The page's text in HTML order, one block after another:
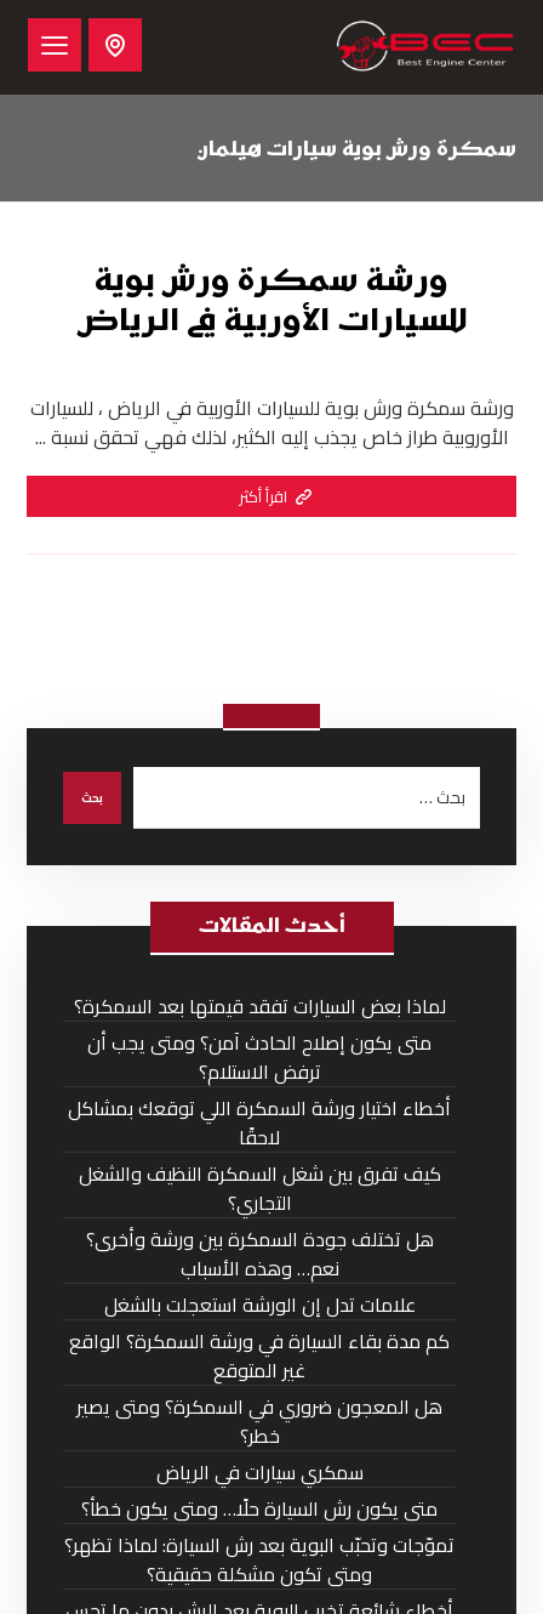
سمكرة ورش بوية سيارات هيلمان
ورشة سمكرة ورش بوية
للسيارات الأوربية في الرياض
ورشة سمكرة ورش بوية للسيارات الأوربية في الرياض ، للسيارات
الأوروبية طراز خاص يجذب إليه الكثير، لذلك فهي تحقق نسبة ...
اقرأ أكثر
أحدث المقالات
لماذا بعض السيارات تفقد قيمتها بعد السمكرة؟
متى يكون إصلاح الحادث آمن؟ ومتى يجب أن
ترفض الاستلام؟
أخطاء اختيار ورشة السمكرة اللي توقعك بمشاكل
لاحقًا
كيف تفرق بين شغل السمكرة النظيف والشغل
التجاري؟
هل تختلف جودة السمكرة بين ورشة وأخرى؟
نعم… وهذه الأسباب
علامات تدل إن الورشة استعجلت بالشغل
كم مدة بقاء السيارة في ورشة السمكرة؟ الواقع
غير المتوقع
هل المعجون ضروري في السمكرة؟ ومتى يصير
خطر؟
سمكري سيارات في الرياض
متى يكون رش السيارة حلًا… ومتى يكون خطأ؟
تموّجات وتحبّب البوية بعد رش السيارة: لماذا تظهر؟
ومتى تكون مشكلة حقيقية؟